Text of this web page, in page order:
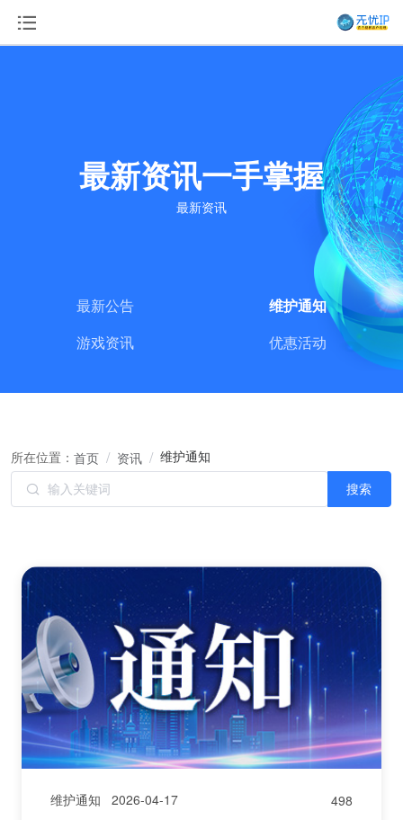
最新资讯一手掌握
最新资讯
最新公告
维护通知
游戏资讯
优惠活动
所在位置： 首页 资讯 维护通知
搜索
维护通知 2026-04-17 498